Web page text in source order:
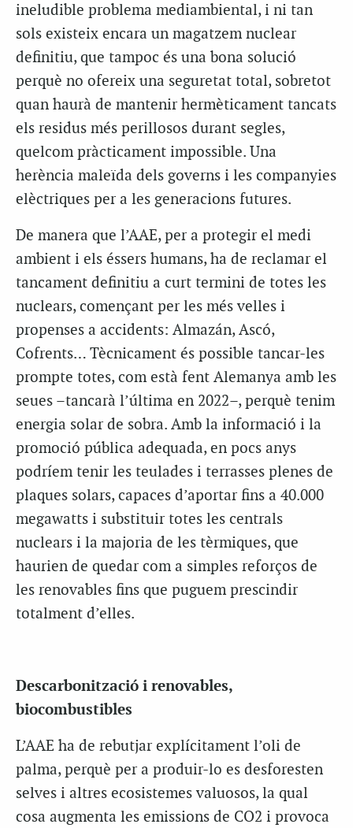
ineludible problema mediambiental, i ni tan
sols existeix encara un magatzem nuclear
definitiu, que tampoc és una bona solució
perquè no ofereix una seguretat total, sobretot
quan haurà de mantenir hermèticament tancats
els residus més perillosos durant segles,
quelcom pràcticament impossible. Una
herència maleïda dels governs i les companyies
elèctriques per a les generacions futures.
De manera que l’AAE, per a protegir el medi
ambient i els éssers humans, ha de reclamar el
tancament definitiu a curt termini de totes les
nuclears, començant per les més velles i
propenses a accidents: Almazán, Ascó,
Cofrents… Tècnicament és possible tancar-les
prompte totes, com està fent Alemanya amb les
seues –tancarà l’última en 2022–, perquè tenim
energia solar de sobra. Amb la informació i la
promoció pública adequada, en pocs anys
podríem tenir les teulades i terrasses plenes de
plaques solars, capaces d’aportar fins a 40.000
megawatts i substituir totes les centrals
nuclears i la majoria de les tèrmiques, que
haurien de quedar com a simples reforços de
les renovables fins que puguem prescindir
totalment d’elles.
Descarbonització i renovables,
biocombustibles
L’AAE ha de rebutjar explícitament l’oli de
palma, perquè per a produir-lo es desforesten
selves i altres ecosistemes valuosos, la qual
cosa augmenta les emissions de CO2 i provoca